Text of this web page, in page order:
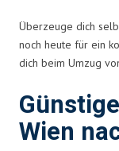
Überzeuge dich
noch heute für ein
dich beim Umzug
Wien